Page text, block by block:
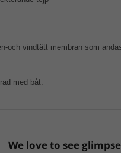
och vindtätt membran som
med båt.
We love to see